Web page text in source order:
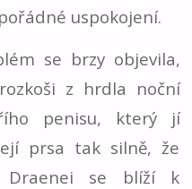
uspokojení.
se brzy objevila,
z hrdla noční
penisu, který jí
prsa tak silně, že
Draenei se blíží k